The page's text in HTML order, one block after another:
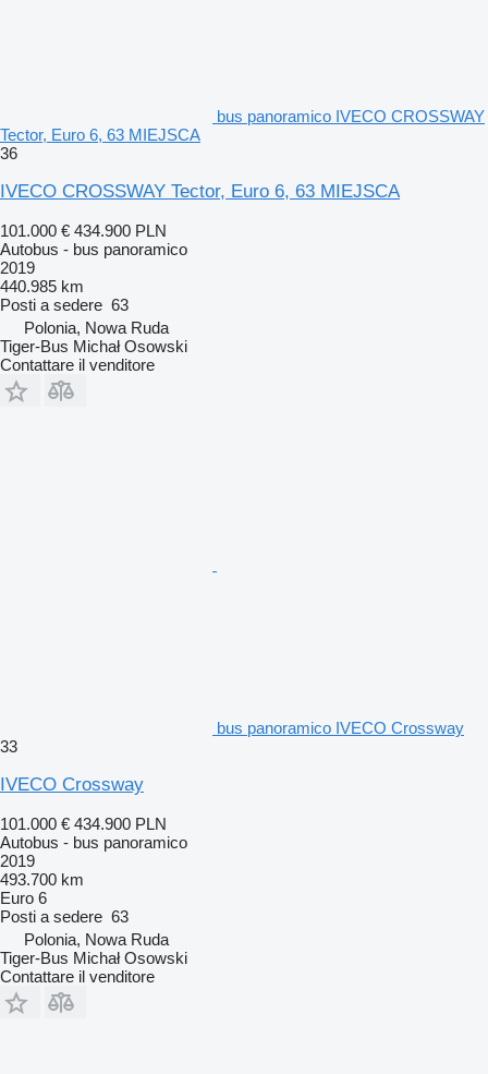
bus panoramico IVECO CROSSWAY
Tector, Euro 6, 63 MIEJSCA
36
IVECO CROSSWAY Tector, Euro 6, 63 MIEJSCA
101.000 € 434.900 PLN
Autobus - bus panoramico
2019
440.985 km
Posti a sedere 63
Polonia, Nowa Ruda
Tiger-Bus Michał Osowski
Contattare il venditore
bus panoramico IVECO Crossway
33
IVECO Crossway
101.000 € 434.900 PLN
Autobus - bus panoramico
2019
493.700 km
Euro 6
Posti a sedere 63
Polonia, Nowa Ruda
Tiger-Bus Michał Osowski
Contattare il venditore